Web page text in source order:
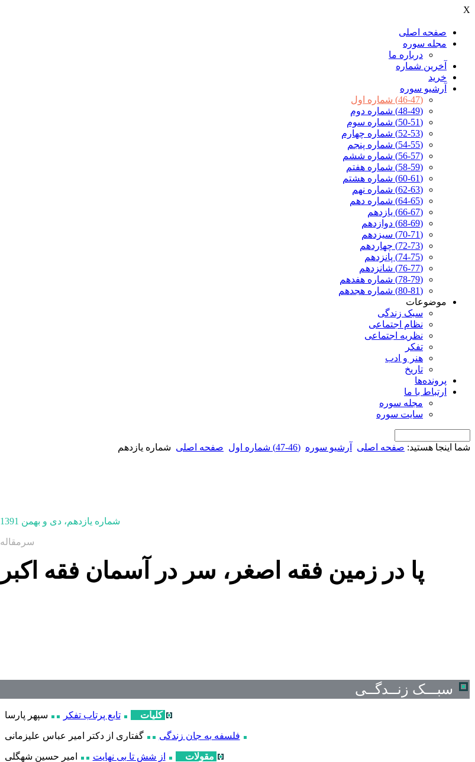
X
صفحه اصلی
مجله سوره
درباره ما
آخرين شماره
خرید
آرشیو سوره
(46-47) شماره اول
(48-49) شماره دوم
(50-51) شماره سوم
(52-53) شماره چهارم
(54-55) شماره پنجم
(56-57) شماره ششم
(58-59) شماره هفتم
(60-61) شماره هشتم
(62-63) شماره نهم
(64-65) شماره دهم
(66-67) یازدهم
(68-69) دوازدهم
(70-71) سیزدهم
(72-73) چهاردهم
(74-75) پانزدهم
(76-77) شانزدهم
(78-79) شماره هفدهم
(80-81) شماره هجدهم
موضوعات
سبک زندگی
نظام اجتماعی
نظریه اجتماعی
تفکر
هنر و ادب
تاریخ
پرونده‌ها
ارتباط با ما
مجله سوره
سایت سوره
شما اینجا هستید: صفحه اصلی آرشیو سوره (46-47) شماره اول صفحه اصلی شماره یازدهم
شماره یازدهم، دی و بهمن 1391
سرمقاله
پا در زمین فقه اصغر، سر در آسمان فقه اکبر
سبـــک زنــدگــی
کلیات تابع پرتاب تفکر سپهر پارسا
فلسفه به جان زندگی گفتاری از دکتر امیر عباس علیزمانی
مقولات از شش تا بی نهایت امیر حسین شهگلی